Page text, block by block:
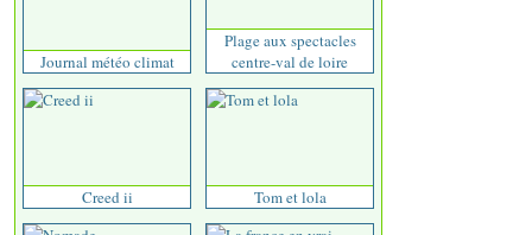
Journal météo climat
Plage aux spectacles
centre-val de loire
Creed ii Tom et lola